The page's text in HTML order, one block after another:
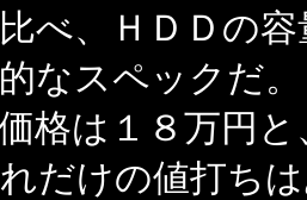
べ、ＨＤＤの
なスペックだ
格は１８万円と
だけの値打ち